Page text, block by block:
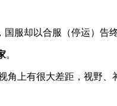
服却以合服（停运）告
。
角上有很大差距，视野